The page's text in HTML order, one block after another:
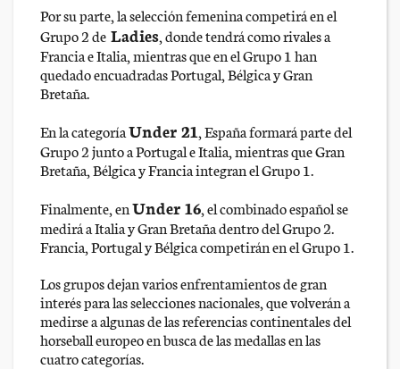
Por su parte, la selección femenina competirá en el
Grupo 2 de Ladies, donde tendrá como rivales a
Francia e Italia, mientras que en el Grupo 1 han
quedado encuadradas Portugal, Bélgica y Gran
Bretaña.
En la categoríaUnder 21, España formará parte del
Grupo 2 junto a Portugal e Italia, mientras que Gran
Bretaña, Bélgica y Francia integran el Grupo 1.
Finalmente, enUnder 16, el combinado español se
medirá a Italia y Gran Bretaña dentro del Grupo 2.
Francia, Portugal y Bélgica competirán en el Grupo 1.
Los grupos dejan varios enfrentamientos de gran
interés para las selecciones nacionales, que volverán a
medirse a algunas de las referencias continentales del
horseball europeo en busca de las medallas en las
cuatro categorías.